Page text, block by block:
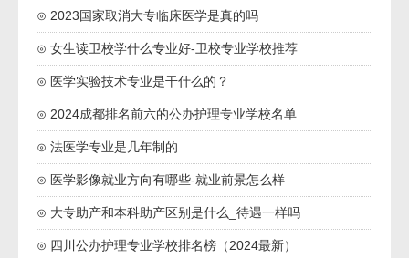
⊙ 2023国家取消大专临床医学是真的吗
⊙ 女生读卫校学什么专业好-卫校专业学校推荐
⊙ 医学实验技术专业是干什么的？
⊙ 2024成都排名前六的公办护理专业学校名单
⊙ 法医学专业是几年制的
⊙ 医学影像就业方向有哪些-就业前景怎么样
⊙ 大专助产和本科助产区别是什么_待遇一样吗
⊙ 四川公办护理专业学校排名榜（2024最新）